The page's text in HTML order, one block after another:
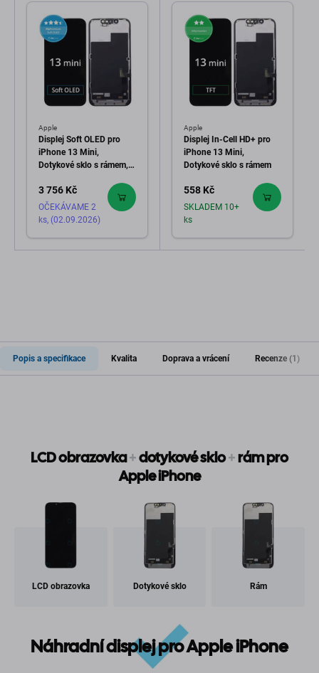
Apple
Displej Soft OLED pro
iPhone 13 Mini,
Dotykové sklo s rámem,
3 756 Kč
OČEKÁVAME 2
ks, (02.09.2026)
Apple
Displej In-Cell HD+ pro
iPhone 13 Mini,
Dotykové sklo s rámem
558 Kč
SKLADEM 10+
ks
Popis a specifikace Kvalita Doprava a vrácení Recenze (1)
LCD obrazovka+dotykové sklo+rám pro
Apple iPhone
LCD obrazovka Dotykové sklo Rám
Náhradní displej pro Apple iPhone